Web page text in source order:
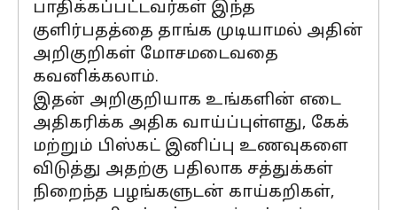
பாதிக்கப்பட்டவர்கள் இந்த
குளிர்பதத்தை தாங்க முடியாமல் அதின்
அறிகுறிகள் மோசமடைவதை
கவனிக்கலாம்.
இதன் அறிகுறியாக உங்களின் எடை
அதிகரிக்க அதிக வாய்ப்புள்ளது, கேக்
மற்றும் பிஸ்கட் இனிப்பு உணவுகளை
விடுத்து அதற்கு பதிலாக சத்துக்கள்
நிறைந்த பழங்களுடன் காய்கறிகள்,